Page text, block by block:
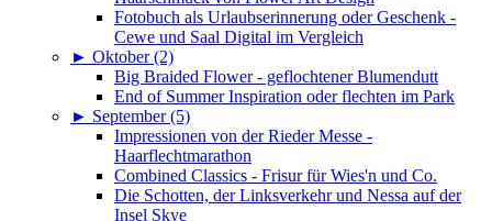
Fotobuch als Urlaubserinnerung oder Geschenk -
Cewe und Saal Digital im Vergleich
► Oktober (2)
Big Braided Flower - geflochtener Blumendutt
End of Summer Inspiration oder flechten im Park
► September (5)
Impressionen von der Rieder Messe -
Haarflechtmarathon
Combined Classics - Frisur für Wies'n und Co.
Die Schotten, der Linksverkehr und Nessa auf der
Insel Skye